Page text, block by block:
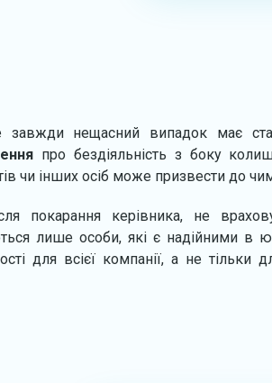
завжди нещасний випадок має
про бездіяльність з боку
чи інших осіб може призвести до
покарання керівника, не
лише особи, які є надійними в
для всієї компанії, а не